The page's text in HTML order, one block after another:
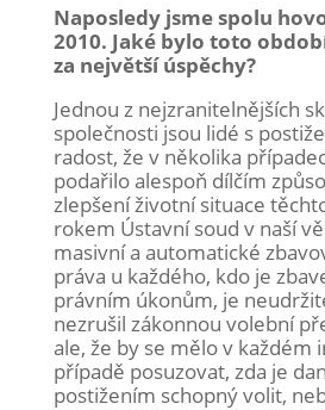
Naposledy jsme spolu
2010. Jaké bylo toto
za největší úspěchy?
Jednou z nejzranitelnějších
společnosti jsou lidé s
radost, že v několika
podařilo alespoň dílčím
zlepšení životní situace
rokem Ústavní soud v naší
masivní a automatické
práva u každého, kdo je
právním úkonům, je
nezrušil zákonnou volební
ale, že by se mělo v každém
případě posuzovat, zda je
postižením schopný volit,